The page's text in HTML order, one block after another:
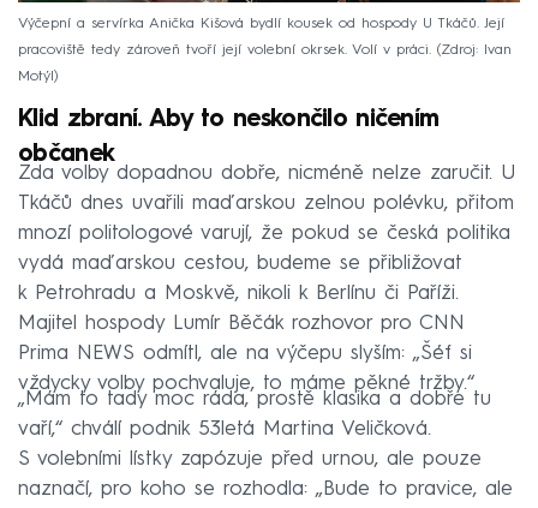
Výčepní a servírka Anička Kišová bydlí kousek od hospody U Tkáčů. Její
pracoviště tedy zároveň tvoří její volební okrsek. Volí v práci.
Zdroj: Ivan
Motýl
Klid zbraní. Aby to neskončilo ničením
občanek
Zda volby dopadnou dobře, nicméně nelze zaručit. U
Tkáčů dnes uvařili maďarskou zelnou polévku, přitom
mnozí politologové varují, že pokud se česká politika
vydá maďarskou cestou, budeme se přibližovat
k Petrohradu a Moskvě, nikoli k Berlínu či Paříži.
Majitel hospody Lumír Běčák rozhovor pro CNN
Prima NEWS odmítl, ale na výčepu slyším: „Šéf si
vždycky volby pochvaluje, to máme pěkné tržby.“
„Mám to tady moc ráda, prostě klasika a dobře tu
vaří,“ chválí podnik 53letá Martina Veličková.
S volebními lístky zapózuje před urnou, ale pouze
naznačí, pro koho se rozhodla: „Bude to pravice, ale